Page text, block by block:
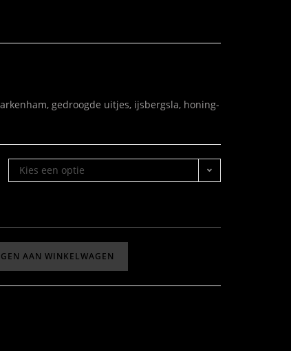
gedroogde uitjes, ijsbergsla, honing-
Kies een optie
AAN WINKELWAGEN